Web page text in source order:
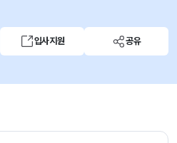
입사지원 공유